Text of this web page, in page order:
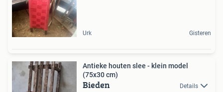
Urk Gisteren
Antieke houten slee - klein model
(75x30 cm)
Bieden Details